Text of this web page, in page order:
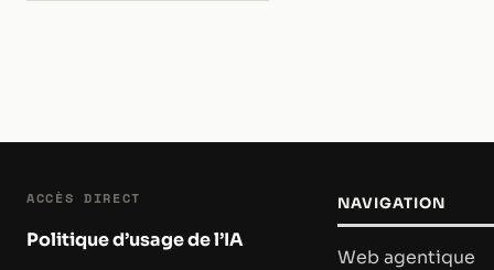
ACCÈS DIRECT
Politique d’usage de l’IA
NAVIGATION
Web agentique